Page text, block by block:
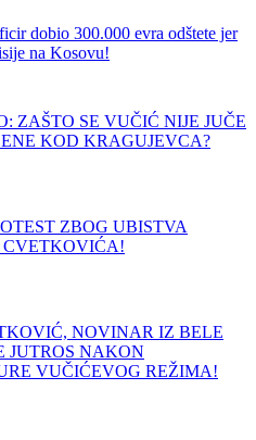
dobio 300.000 evra odštete jer
na Kosovu!
ZAŠTO SE VUČIĆ NIJE JUČE
KOD KRAGUJEVCA?
ZBOG UBISTVA
NOVINAR IZ BELE
JUTROS NAKON
VUČIĆEVOG REŽIMA!